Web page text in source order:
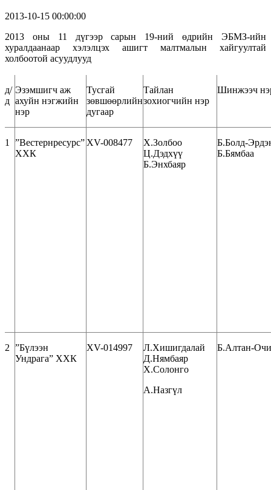
2013-10-15 00:00:00
2013 оны 11 дүгээр сарын 19-ний өдрийн ЭБМЗ-ийн
хуралдаанаар хэлэлцэх ашигт малтмалын хайгуултай
холбоотой асуудлууд
д/
д
Эзэмшигч аж
ахуйн нэгжийн
нэр
Тусгай
зөвшөөрлийн
дугаар
Тайлан
зохиогчийн нэр
Шинжээч
1 ”Вестернресурс”
ХХК
XV-008477
Х.Золбоо
Ц.Дэдхүү
Б.Энхбаяр
Б.Болд-
Б.Бямбаа
2 ”Бүлээн
Ундрага” ХХК
XV-014997
Л.Хишигдалай
Д.Нямбаяр
Х.Солонго
А.Назгүл
Б.Алтан-